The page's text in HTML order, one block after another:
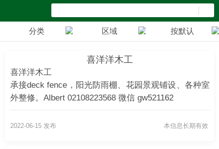
分类 区域 按默认
喜洋洋木工
喜洋洋木工
承接deck fence，阳光防雨棚、花园景观铺设、各种室
外整修。Albert 02108223568 微信 gw521162
本信息长期有效
2022-06-15 发布